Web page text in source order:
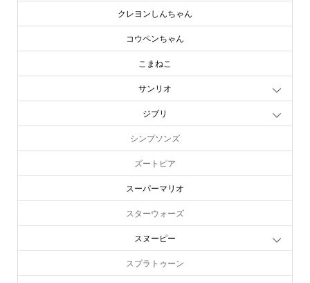
クレヨンしんちゃん
コウペンちゃん
こまねこ
サンリオ
ジブリ
シンプソンズ
ズートピア
スーパーマリオ
スターウォーズ
スヌーピー
スプラトゥーン